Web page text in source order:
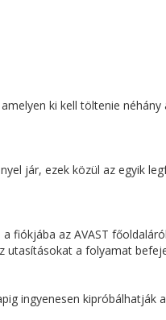
ki kell töltenie
jár, ezek közül az egyik
fiókjába az AVAST
utasításokat a folyamat
ingyenesen kipróbálhatják